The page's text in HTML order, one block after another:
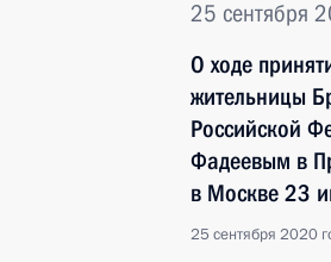
25 сентября
О ходе
жительницы
Российской
Фадеевым в
в Москве 23
25 сентября 2020